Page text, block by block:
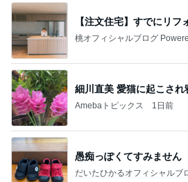
【注文住宅】すでにリフ
桃オフィシャルブログ
細川直美 愛猫に起こされ
Amebaトピックス 1日前
愚痴っぽくてすみません
だいたひかるオフィシャルブ